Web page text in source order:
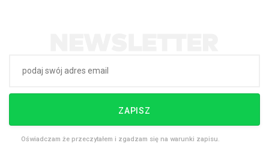
ZAPISZ
Oświadczam że przeczytałem i zgadzam się na warunki zapisu.